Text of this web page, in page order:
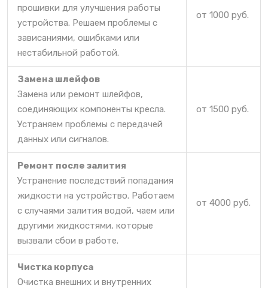
прошивки для улучшения работы
устройства. Решаем проблемы с
зависаниями, ошибками или
нестабильной работой.
от 1000 руб.
Замена шлейфов
Замена или ремонт шлейфов,
соединяющих компоненты кресла.
Устраняем проблемы с передачей
данных или сигналов.
от 1500 руб.
Ремонт после залития
Устранение последствий попадания
жидкости на устройство. Работаем
с случаями залития водой, чаем или
другими жидкостями, которые
вызвали сбои в работе.
от 4000 руб.
Чистка корпуса
Очистка внешних и внутренних